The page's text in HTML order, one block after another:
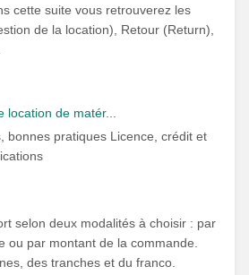
cette suite vous retrouverez les
de la location), Retour (Return),
location de matér...
bonnes pratiques Licence, crédit et
selon deux modalités à choisir : par
ou par montant de la commande.
des tranches et du franco.